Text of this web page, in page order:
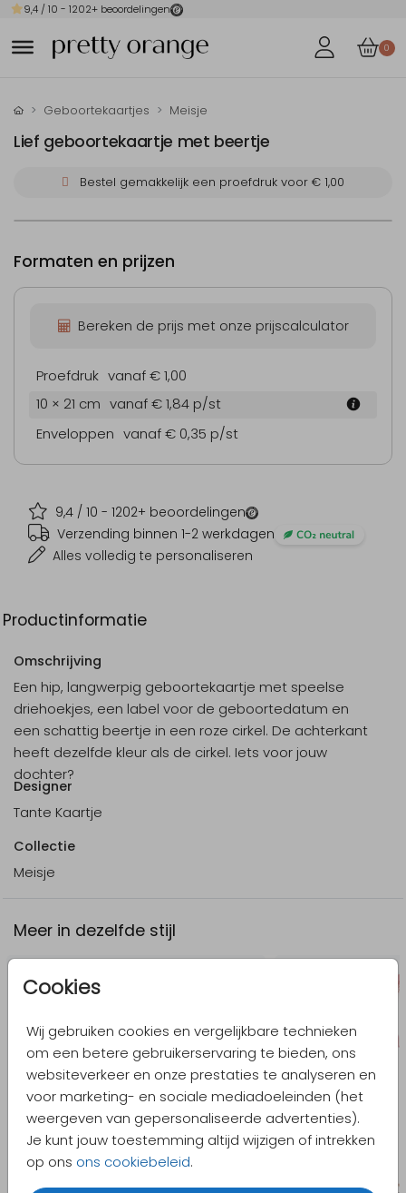
9,4 / 10 - 1202+ beoordelingen
0
Cookies
Wij gebruiken cookies en vergelijkbare technieken
om een betere gebruikerservaring te bieden, ons
websiteverkeer en onze prestaties te analyseren en
voor marketing- en sociale mediadoeleinden (het
weergeven van gepersonaliseerde advertenties).
Je kunt jouw toestemming altijd wijzigen of intrekken
op ons ons cookiebeleid.
Geboortekaartjes Meisje
Lief geboortekaartje met beertje
Bestel gemakkelijk een proefdruk voor € 1,00
9,4 / 10 - 1202+ beoordelingen
Verzending binnen 1-2 werkdagen
Alles volledig te personaliseren
Formaten en prijzen
Bereken de prijs met onze prijscalculator
Proefdruk vanaf € 1,00
10 × 21 cm vanaf € 1,84 p/st
Enveloppen vanaf € 0,35 p/st
Productinformatie
Omschrijving
Een hip, langwerpig geboortekaartje met speelse
driehoekjes, een label voor de geboortedatum en
een schattig beertje in een roze cirkel. De achterkant
heeft dezelfde kleur als de cirkel. Iets voor jouw
dochter?
Designer
Tante Kaartje
Collectie
Meisje
Meer in dezelfde stijl